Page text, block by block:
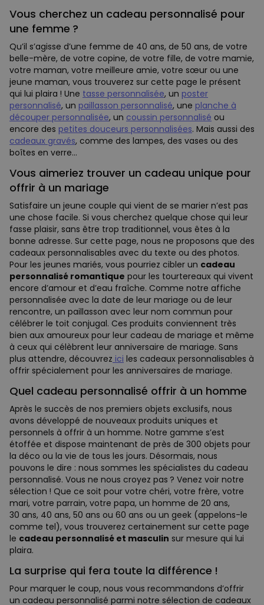
Vous cherchez un cadeau personnalisé pour
une femme ?
Qu’il s’agisse d’une femme de 40 ans, de 50 ans, de votre
belle-mère, de votre copine, de votre fille, de votre mamie,
votre maman, votre meilleure amie, votre sœur ou une
jeune maman, vous trouverez sur cette page le présent
qui lui plaira ! Une tasse personnalisée, un poster
personnalisé, un paillasson personnalisé, une planche à
découper personnalisée, un coussin personnalisé ou
encore des petites douceurs personnalisées. Mais aussi des
cadeaux gravés, comme des lampes, des vases ou des
boîtes en verre…
Vous aimeriez trouver un cadeau unique pour
offrir à un mariage
Satisfaire un jeune couple qui vient de se marier n’est pas
une chose facile. Si vous cherchez quelque chose qui leur
fasse plaisir, sans être trop traditionnel, vous êtes à la
bonne adresse. Sur cette page, nous ne proposons que des
cadeaux personnalisables avec du texte ou des photos.
Pour les jeunes mariés, vous pourriez cibler un cadeau
personnalisé romantique pour les tourtereaux qui vivent
encore d’amour et d’eau fraîche. Comme notre affiche
personnalisée avec la date de leur mariage ou de leur
rencontre, un paillasson avec leur nom commun pour
célébrer le toit conjugal. Ces produits conviennent très
bien aux amoureux pour leur cadeau de mariage et même
à ceux qui célèbrent leur anniversaire de mariage. Sans
plus attendre, découvrez ici les cadeaux personnalisables à
offrir spécialement pour les anniversaires de mariage.
Quel cadeau personnalisé offrir à un homme
Après le succès de nos premiers objets exclusifs, nous
avons développé de nouveaux produits uniques et
personnels à offrir à un homme. Notre gamme s’est
étoffée et dispose maintenant de près de 300 objets pour
la déco ou la vie de tous les jours. Désormais, nous
pouvons le dire : nous sommes les spécialistes du cadeau
personnalisé. Vous ne nous croyez pas ? Venez voir notre
sélection ! Que ce soit pour votre chéri, votre frère, votre
mari, votre parrain, votre papa, un homme de 20 ans,
30 ans, 40 ans, 50 ans ou 60 ans ou un geek (appelons-le
comme tel), vous trouverez certainement sur cette page
le cadeau personnalisé et masculin sur mesure qui lui
plaira.
La surprise qui fera toute la différence !
Pour marquer le coup, nous vous recommandons d’offrir
un cadeau personnalisé parmi notre sélection de cadeaux